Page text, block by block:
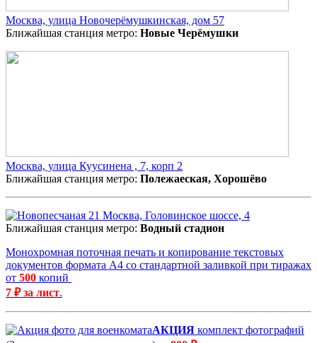
Москва, улица Новочерёмушкинская, дом 57
Ближайшая станция метро: Новые Черёмушки
Москва, улица Куусинена , 7, корп 2
Ближайшая станция метро: Полежаеская, Хорошёво
Москва, Головинское шоссе, 4
Ближайшая станция метро: Водный стадион
Монохромная поточная печать и копирование текстовых
документов формата А4 со стандартной заливкой при тиражах
от 500 копий
7 ₽ за лист.
АКЦИЯ комплект фотографий